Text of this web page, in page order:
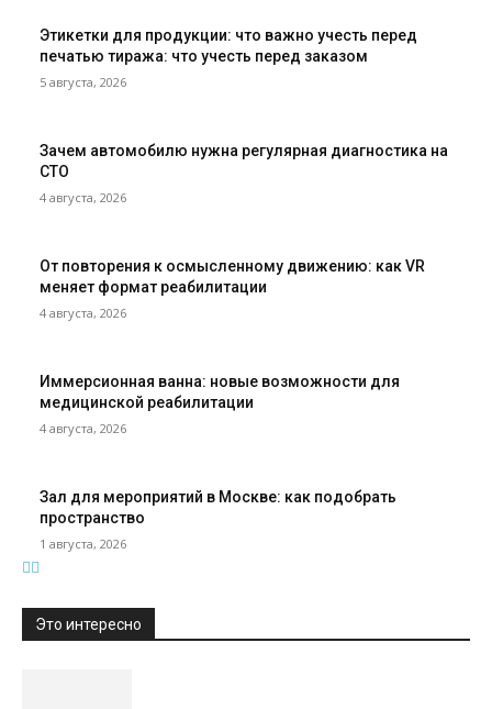
Этикетки для продукции: что важно учесть перед
печатью тиража: что учесть перед заказом
5 августа, 2026
Зачем автомобилю нужна регулярная диагностика на
СТО
4 августа, 2026
От повторения к осмысленному движению: как VR
меняет формат реабилитации
4 августа, 2026
Иммерсионная ванна: новые возможности для
медицинской реабилитации
4 августа, 2026
Зал для мероприятий в Москве: как подобрать
пространство
1 августа, 2026
Это интересно